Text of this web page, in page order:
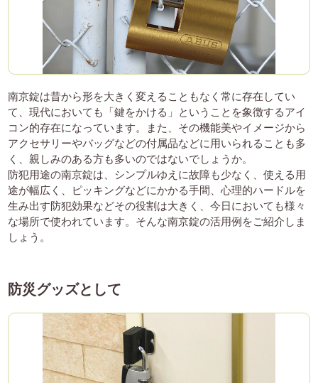
南京錠は昔から形を大きく変えることもなく常に存在してい
て、現代においても「鍵をかける」ということを象徴するアイ
コン的存在になっています。また、その機能美やイメージから
アクセサリーやバッグなどの付属品などに用いられることも多
く、親しみのある方も多いのではないでしょうか。
防犯用途の南京錠は、シンプルゆえに故障も少なく、使える用
途が幅広く、ピッキングなどにかかる手間、心理的ハードルを
生み出す防犯効果などその役割は大きく、今日においても様々
な場所で使われています。そんな南京錠の活用例をご紹介しま
しょう。
防災グッズとして